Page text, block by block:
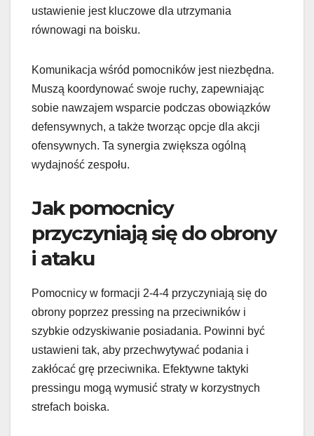
ustawienie jest kluczowe dla utrzymania
równowagi na boisku.
Komunikacja wśród pomocników jest niezbędna.
Muszą koordynować swoje ruchy, zapewniając
sobie nawzajem wsparcie podczas obowiązków
defensywnych, a także tworząc opcje dla akcji
ofensywnych. Ta synergia zwiększa ogólną
wydajność zespołu.
Jak pomocnicy
przyczyniają się do obrony
i ataku
Pomocnicy w formacji 2-4-4 przyczyniają się do
obrony poprzez pressing na przeciwników i
szybkie odzyskiwanie posiadania. Powinni być
ustawieni tak, aby przechwytywać podania i
zakłócać grę przeciwnika. Efektywne taktyki
pressingu mogą wymusić straty w korzystnych
strefach boiska.